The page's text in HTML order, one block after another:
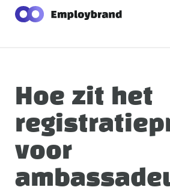
Hoe zit het
voor